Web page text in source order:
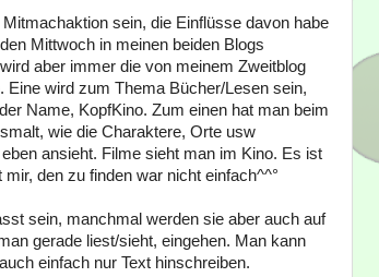
sein, die Einflüsse davon habe
Mittwoch in meinen beiden Blogs
aber immer die von meinem Zweitblog
wird zum Thema Bücher/Lesen sein,
Name, KopfKino. Zum einen hat man beim
wie die Charaktere, Orte usw
ansieht. Filme sieht man im Kino. Es ist
den zu finden war nicht einfach^^°
sein, manchmal werden sie aber auch auf
gerade liest/sieht, eingehen. Man kann
einfach nur Text hinschreiben.